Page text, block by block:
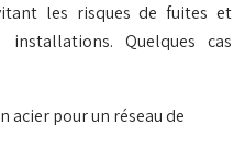
les risques de fuites et
installations. Quelques cas
acier pour un réseau de